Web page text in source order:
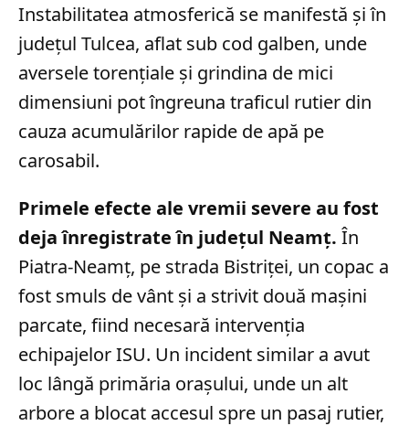
Instabilitatea atmosferică se manifestă și în
județul Tulcea, aflat sub cod galben, unde
aversele torențiale și grindina de mici
dimensiuni pot îngreuna traficul rutier din
cauza acumulărilor rapide de apă pe
carosabil.
Primele efecte ale vremii severe au fost
deja înregistrate în județul Neamț. În
Piatra-Neamț, pe strada Bistriței, un copac a
fost smuls de vânt și a strivit două mașini
parcate, fiind necesară intervenția
echipajelor ISU. Un incident similar a avut
loc lângă primăria orașului, unde un alt
arbore a blocat accesul spre un pasaj rutier,